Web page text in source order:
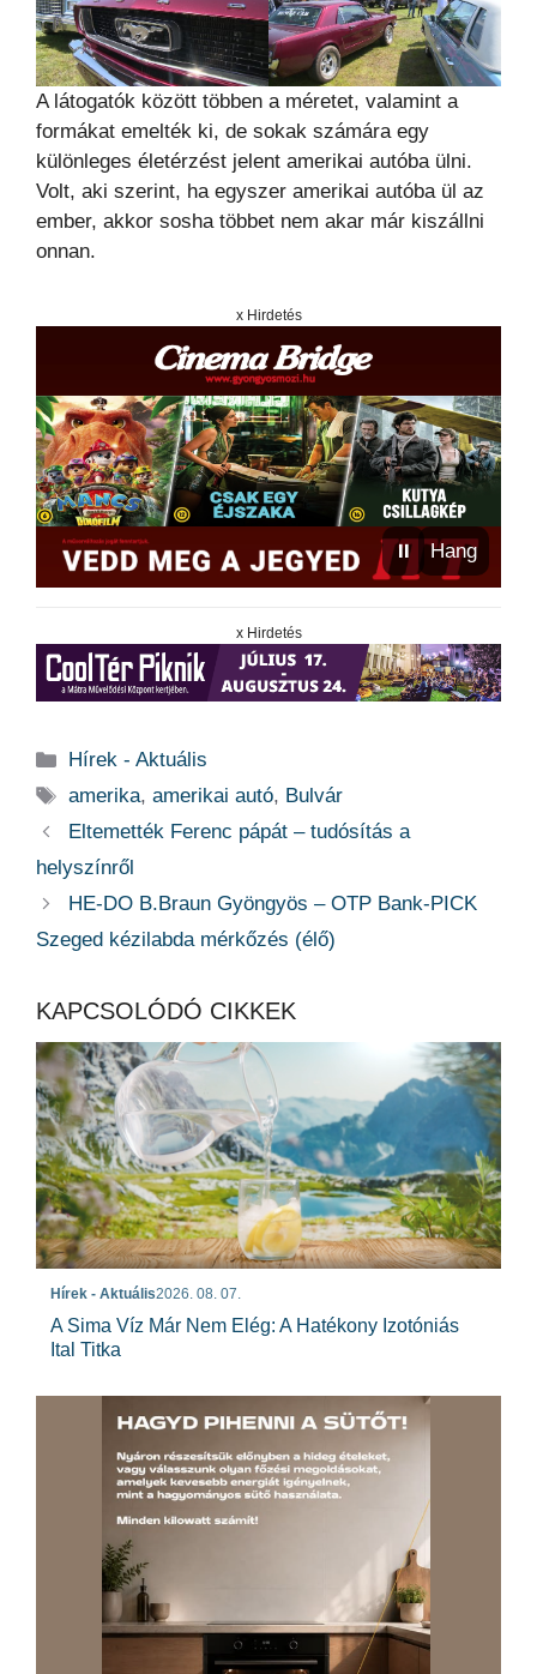
A látogatók között többen a méretet, valamint a
formákat emelték ki, de sokak számára egy
különleges életérzést jelent amerikai autóba ülni.
Volt, aki szerint, ha egyszer amerikai autóba ül az
ember, akkor sosha többet nem akar már kiszállni
onnan.
x Hirdetés
⏸ Hang
x Hirdetés
Kategória
Hírek - Aktuális
Címkék
amerika,amerikai autó, Bulvár
Eltemették Ferenc pápát – tudósítás a
helyszínről
HE-DO B.Braun Gyöngyös – OTP Bank-PICK
Szeged kézilabda mérkőzés (élő)
KAPCSOLÓDÓ CIKKEK
Hírek - Aktuális2026. 08. 07.
A Sima Víz Már Nem Elég: A Hatékony Izotóniás
Ital Titka